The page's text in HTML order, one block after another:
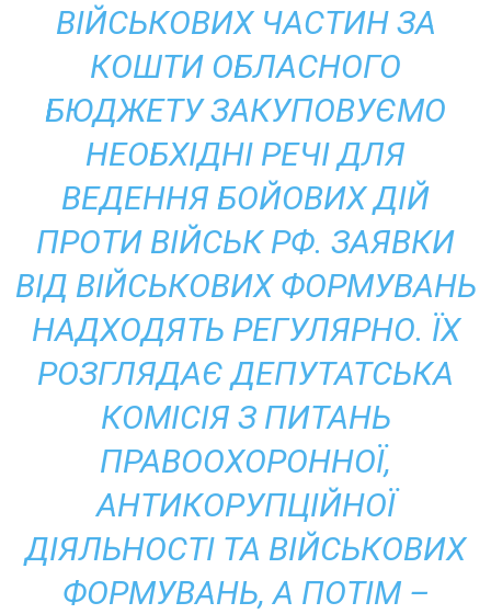
ВІЙСЬКОВИХ ЧАСТИН ЗА
КОШТИ ОБЛАСНОГО
БЮДЖЕТУ ЗАКУПОВУЄМО
НЕОБХІДНІ РЕЧІ ДЛЯ
ВЕДЕННЯ БОЙОВИХ ДІЙ
ПРОТИ ВІЙСЬК РФ. ЗАЯВКИ
ВІД ВІЙСЬКОВИХ ФОРМУВАНЬ
НАДХОДЯТЬ РЕГУЛЯРНО. ЇХ
РОЗГЛЯДАЄ ДЕПУТАТСЬКА
КОМІСІЯ З ПИТАНЬ
ПРАВООХОРОННОЇ,
АНТИКОРУПЦІЙНОЇ
ДІЯЛЬНОСТІ ТА ВІЙСЬКОВИХ
ФОРМУВАНЬ, А ПОТІМ –